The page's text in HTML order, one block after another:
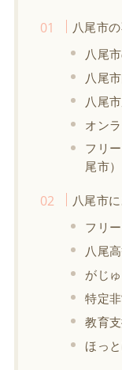
八尾市
八尾
八尾
八尾
オン
フリ
尾市）
八尾市
フリ
八尾
がじ
特定
教育
ほっ